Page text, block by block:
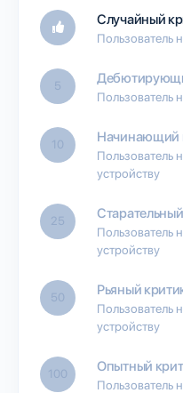
Случайный
Пользователь
5
Пользователь
10 Начинающий
Пользователь
устройству
25
Пользователь
устройству
50 Рьяный
Пользователь
устройству
100 Опытный
Пользователь